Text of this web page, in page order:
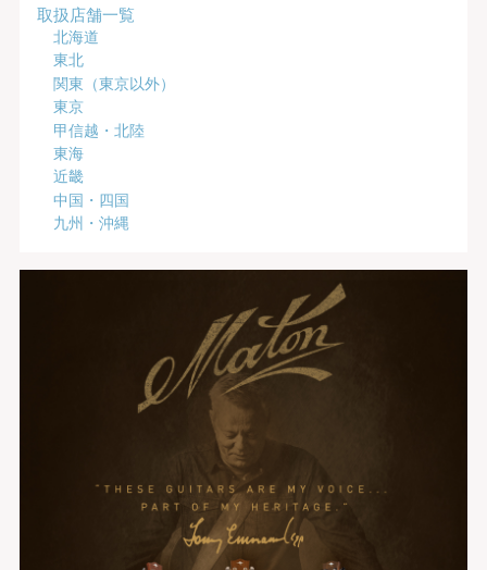
取扱店舗一覧
北海道
東北
関東（東京以外）
東京
甲信越・北陸
東海
近畿
中国・四国
九州・沖縄